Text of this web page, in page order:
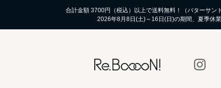
合計金額 3700円（税込）以上で送料無料！（バターサン
2026年8月8日(土)～16日(日)の期間、夏季休